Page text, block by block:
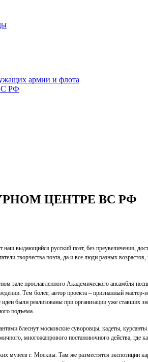
армии и флота
РФ
ЦЕНТРЕ ВС РФ
наш выдающийся русский поэт, без
творчества поэта, да и все люди разных
зале прославленного Академического ансамбля
Тем более, автор проекта – признанный
были реализованы при организации уже
подъема.
блеснут московские суворовцы, кадеты,
многожанрового постановочного действа, где
музеев г. Москвы. Там же разместятся